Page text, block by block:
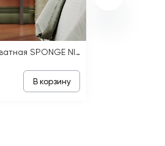
Тумба прикроватная SPONGE NIGHTSTAND
В корзину